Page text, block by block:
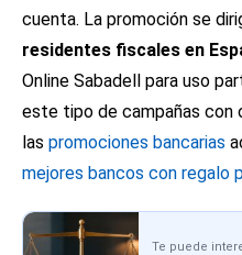
cuenta. La promoción se
residentes fiscales en
Online Sabadell para uso
este tipo de campañas con
las promociones bancarias
mejores bancos con regalo
Te puede